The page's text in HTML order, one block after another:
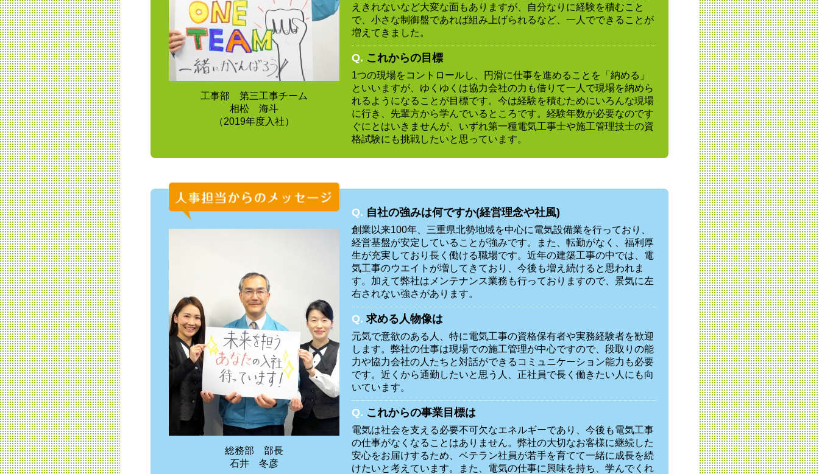
工事部 第三工事チーム
相松 海斗
（2019年度入社）
えきれないなど大変な面もありますが、自分なりに経験を積むこと
で、小さな制御盤であれば組み上げられるなど、一人でできることが
増えてきました。
Q. これからの目標
1つの現場をコントロールし、円滑に仕事を進めることを「納める」
といいますが、ゆくゆくは協力会社の力も借りて一人で現場を納めら
れるようになることが目標です。今は経験を積むためにいろんな現場
に行き、先輩方から学んでいるところです。経験年数が必要なのです
ぐにとはいきませんが、いずれ第一種電気工事士や施工管理技士の資
格試験にも挑戦したいと思っています。
総務部 部長
石井 冬彦
Q. 自社の強みは何ですか(経営理念や社風)
創業以来100年、三重県北勢地域を中心に電気設備業を行っており、
経営基盤が安定していることが強みです。また、転勤がなく、福利厚
生が充実しており長く働ける職場です。近年の建築工事の中では、電
気工事のウエイトが増してきており、今後も増え続けると思われま
す。加えて弊社はメンテナンス業務も行っておりますので、景気に左
右されない強さがあります。
Q. 求める人物像は
元気で意欲のある人、特に電気工事の資格保有者や実務経験者を歓迎
します。弊社の仕事は現場での施工管理が中心ですので、段取りの能
力や協力会社の人たちと対話ができるコミュニケーション能力も必要
です。近くから通勤したいと思う人、正社員で長く働きたい人にも向
いています。
Q. これからの事業目標は
電気は社会を支える必要不可欠なエネルギーであり、今後も電気工事
の仕事がなくなることはありません。弊社の大切なお客様に継続した
安心をお届けするため、ベテラン社員が若手を育てて一緒に成長を続
けたいと考えています。また、電気の仕事に興味を持ち、学んでくれ